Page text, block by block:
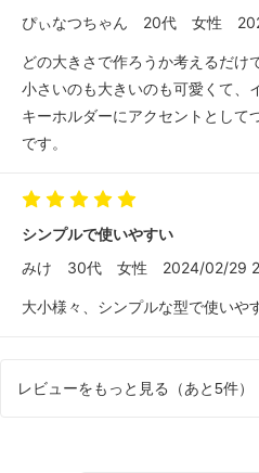
ぴぃなつちゃん 20代 女性
どの大きさで作ろうか考えるだけ
小さいのも大きいのも可愛くて、
キーホルダーにアクセントとして
です。
シンプルで使いやすい
みけ
30代 女性 2024/02/29
大小様々、シンプルな型で使いや
レビューをもっと見る（あと5件）